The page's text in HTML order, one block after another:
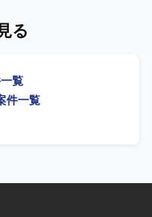
保守性や信頼性向上
としてLaravelや
討し、E2Eテスト自
します。
Lambda) ツー
ール：Claude
ど スクラム開発
る
覧
件一覧